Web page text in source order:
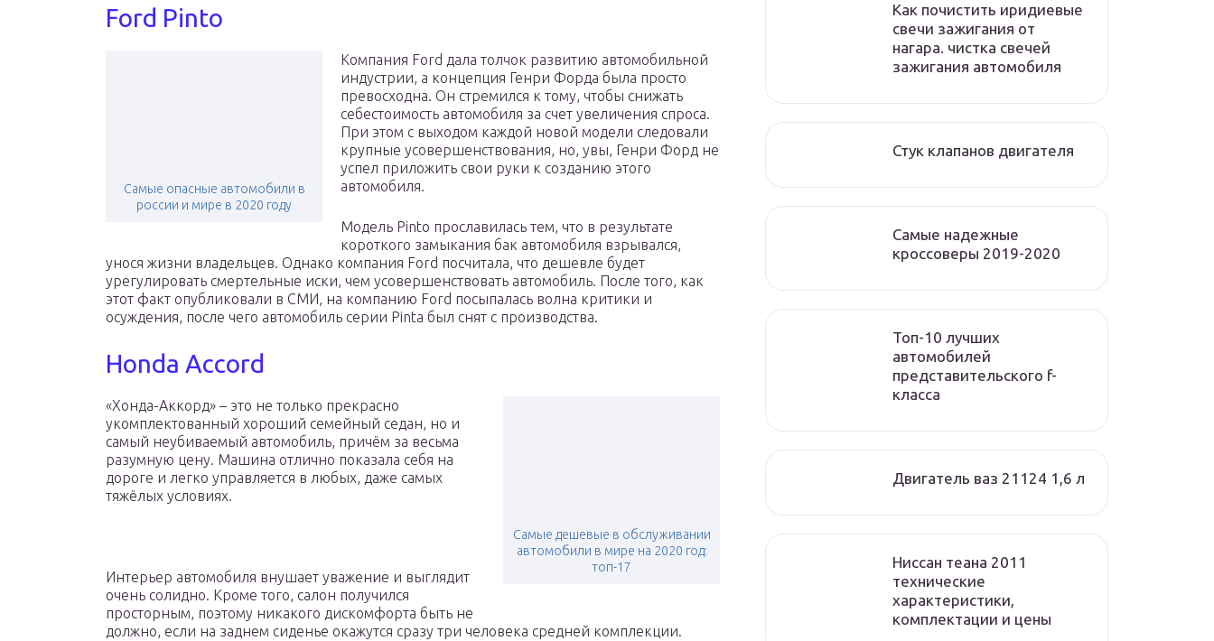
Ford Pinto
Самые опасные автомобили в
россии и мире в 2020 году
Компания Ford дала толчок развитию автомобильной
индустрии, а концепция Генри Форда была просто
превосходна. Он стремился к тому, чтобы снижать
себестоимость автомобиля за счет увеличения спроса.
При этом с выходом каждой новой модели следовали
крупные усовершенствования, но, увы, Генри Форд не
успел приложить свои руки к созданию этого
автомобиля.
Модель Pinto прославилась тем, что в результате
короткого замыкания бак автомобиля взрывался,
унося жизни владельцев. Однако компания Ford посчитала, что дешевле будет
урегулировать смертельные иски, чем усовершенствовать автомобиль. После того, как
этот факт опубликовали в СМИ, на компанию Ford посыпалась волна критики и
осуждения, после чего автомобиль серии Pinta был снят с производства.
Honda Accord
Самые дешевые в обслуживании
автомобили в мире на 2020 год:
топ-17
«Хонда-Аккорд» – это не только прекрасно
укомплектованный хороший семейный седан, но и
самый неубиваемый автомобиль, причём за весьма
разумную цену. Машина отлично показала себя на
дороге и легко управляется в любых, даже самых
тяжёлых условиях.
Интерьер автомобиля внушает уважение и выглядит
очень солидно. Кроме того, салон получился
просторным, поэтому никакого дискомфорта быть не
должно, если на заднем сиденье окажутся сразу три человека средней комплекции.
Как почистить иридиевые
свечи зажигания от
нагара. чистка свечей
зажигания автомобиля
Стук клапанов двигателя
Самые надежные
кроссоверы 2019-2020
Топ-10 лучших
автомобилей
представительского f-
класса
Двигатель ваз 21124 1,6 л
Ниссан теана 2011
технические
характеристики,
комплектации и цены